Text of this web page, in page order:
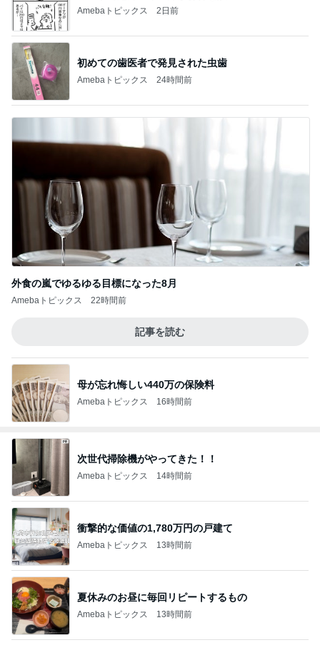
Amebaトピックス 2日前
初めての歯医者で発見された虫歯
Amebaトピックス 24時間前
外食の嵐でゆるゆる目標になった8月
Amebaトピックス 22時間前
記事を読む
母が忘れ悔しい440万の保険料
Amebaトピックス 16時間前
次世代掃除機がやってきた！！
Amebaトピックス 14時間前
衝撃的な価値の1,780万円の戸建て
Amebaトピックス 13時間前
夏休みのお昼に毎回リピートするもの
Amebaトピックス 13時間前